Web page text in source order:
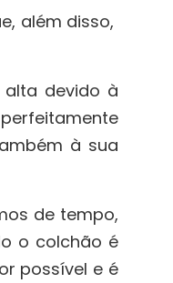
além disso,
alta devido à
à sua
de tempo,
o colchão é
possível e é